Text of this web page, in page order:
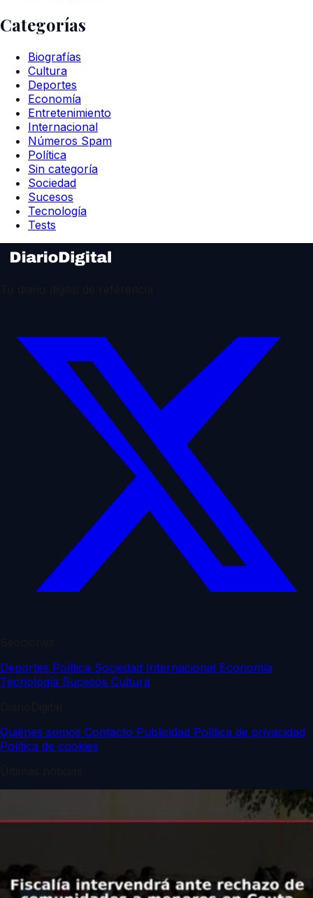
Categorías
Biografías
Cultura
Deportes
Economía
Entretenimiento
Internacional
Números Spam
Política
Sin categoría
Sociedad
Sucesos
Tecnología
Tests
Deportes Política Sociedad Internacional Economía
Tecnología Sucesos Cultura
Quiénes somos Contacto Publicidad Política de privacidad
Política de cookies